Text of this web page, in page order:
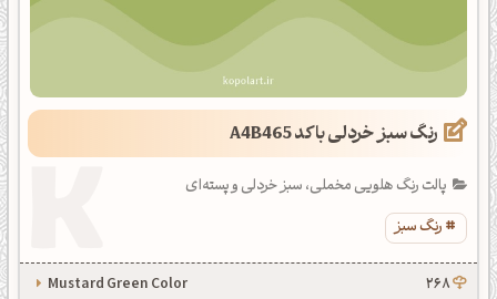
رنگ سبز خردلی با کد A4B465
پالت رنگ هلویی مخملی، سبز خردلی و پسته‌ای
رنگ سبز
268
Mustard Green Color